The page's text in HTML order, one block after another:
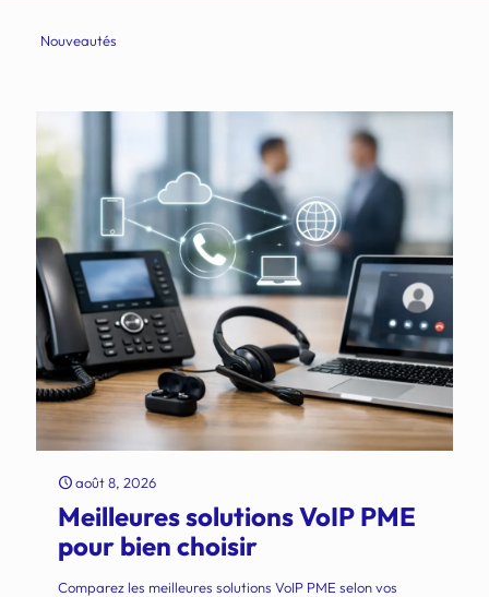
Nouveautés
août 8, 2026
Meilleures solutions VoIP PME
pour bien choisir
Comparez les meilleures solutions VoIP PME selon vos